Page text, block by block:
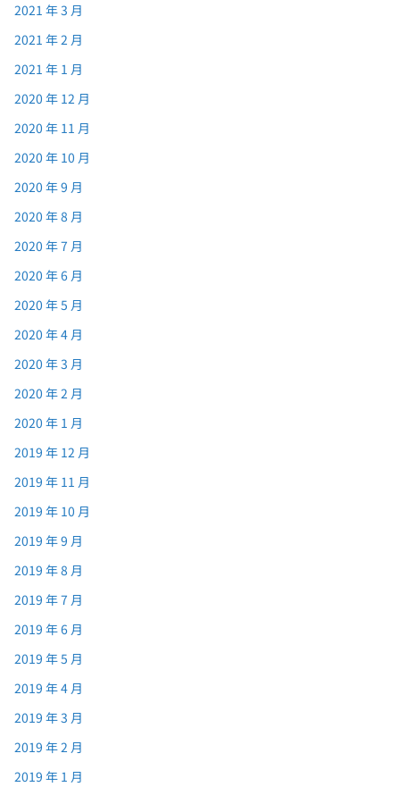
2021 年 3 月
2021 年 2 月
2021 年 1 月
2020 年 12 月
2020 年 11 月
2020 年 10 月
2020 年 9 月
2020 年 8 月
2020 年 7 月
2020 年 6 月
2020 年 5 月
2020 年 4 月
2020 年 3 月
2020 年 2 月
2020 年 1 月
2019 年 12 月
2019 年 11 月
2019 年 10 月
2019 年 9 月
2019 年 8 月
2019 年 7 月
2019 年 6 月
2019 年 5 月
2019 年 4 月
2019 年 3 月
2019 年 2 月
2019 年 1 月